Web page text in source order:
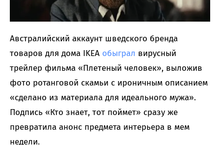
Австралийский аккаунт шведского бренда
товаров для дома IKEA обыграл вирусный
трейлер фильма «Плетеный человек», выложив
фото ротанговой скамьи с ироничным описанием
«сделано из материала для идеального мужа».
Подпись «Кто знает, тот поймет» сразу же
превратила анонс предмета интерьера в мем
недели.